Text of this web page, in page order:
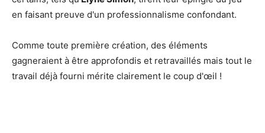
en faisant preuve d'un professionnalisme confondant.
Comme toute première création, des éléments
gagneraient à être approfondis et retravaillés mais tout le
travail déjà fourni mérite clairement le coup d'œil !